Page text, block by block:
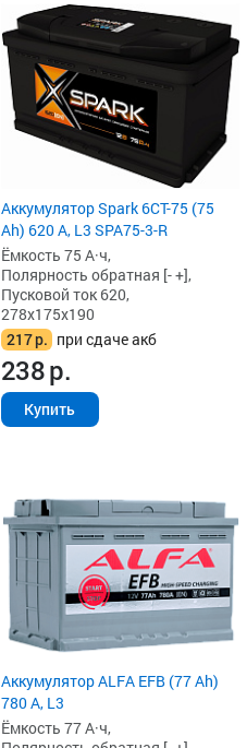
Аккумулятор Spark 6СТ-75 (75
Ah) 620 А, L3 SPA75-3-R
Ёмкость 75 А·ч,
Полярность обратная [- +],
Пусковой ток 620,
278x175x190
217р. при сдаче акб
238р.
Купить
Аккумулятор ALFA EFB (77 Ah)
780 А, L3
Ёмкость 77 А·ч,